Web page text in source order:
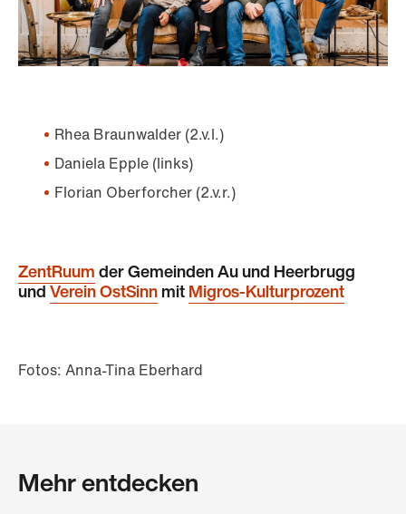
Rhea Braunwalder (2.v.l.)
Daniela Epple (links)
Florian Oberforcher (2.v.r.)
ZentRuumder GemeindenAu und Heerbrugg
undVerein OstSinnmitMigros-Kulturprozent
Fotos: Anna-Tina Eberhard
Mehr entdecken